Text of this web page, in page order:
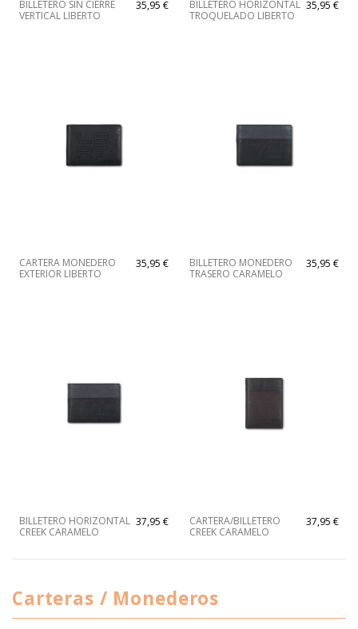
BILLETERO SIN CIERRE
VERTICAL LIBERTO
35,95 €
BILLETERO HORIZONTAL
TROQUELADO LIBERTO
35,95 €
CARTERA MONEDERO
EXTERIOR LIBERTO
35,95 €
BILLETERO MONEDERO
TRASERO CARAMELO
35,95 €
BILLETERO HORIZONTAL
CREEK CARAMELO
37,95 €
CARTERA/BILLETERO
CREEK CARAMELO
37,95 €
Carteras / Monederos